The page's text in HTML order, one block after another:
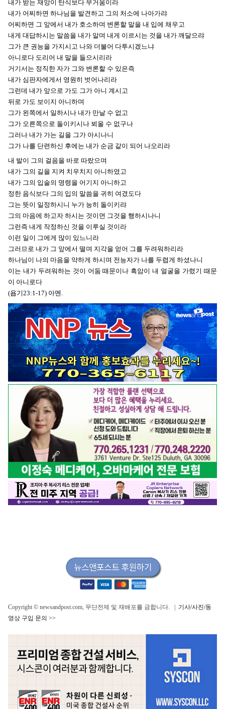
내가 받는 재앙이 탄식보다 무거움이라
내가 어찌하면 하나님을 발견하고 그의 처소에 나아가랴
어찌하면 그 앞에서 내가 호소하며 변론할 말을 내 입에 채우고
내게 대답하시는 말씀을 내가 알며 내게 이르시는 것을 내가 깨달으랴
그가 큰 권능을 가지시고 나와 더불어 다투시겠느냐
아니로다 도리어 내 말을 들으시리라
거기서는 정직한 자가 그와 변론할 수 있은즉
내가 심판자에게서 영원히 벗어나리라
그런데 내가 앞으로 가도 그가 아니 계시고
뒤로 가도 보이지 아니하며
그가 왼쪽에서 일하시나 내가 만날 수 없고
그가 오른쪽으로 돌이키시나 뵈올 수 없구나
그러나 내가 가는 길을 그가 아시나니
그가 나를 단련하신 후에는 내가 순금 같이 되어 나오리라
내 발이 그의 걸음을 바로 따랐으며
내가 그의 길을 지켜 치우치지 아니하였고
내가 그의 입술의 명령을 어기지 아니하고
정한 음식보다 그의 입의 말씀을 귀히 여겼도다
그는 뜻이 일정하시니 누가 능히 돌이키랴
그의 마음에 하고자 하시는 것이면 그것을 행하시나니
그런즉 내게 작정하신 것을 이루실 것이라
이런 일이 그에게 많이 있느니라
그러므로 내가 그 앞에서 떨며 지각을 얻어 그를 두려워하리라
하나님이 나의 마음을 약하게 하시며 전능자가 나를 두렵게 하셨나니
이는 내가 두려워하는 것이 어둠 때문이나 흑암이 내 얼굴을 가렸기 때문
이 아니로다
(욥기23:1-17) 아멘.
Copyright © newsandpost.com, 무단전제 및 재배포를 금합니다. | 기사/사진/동
영상 구입 문의 >>